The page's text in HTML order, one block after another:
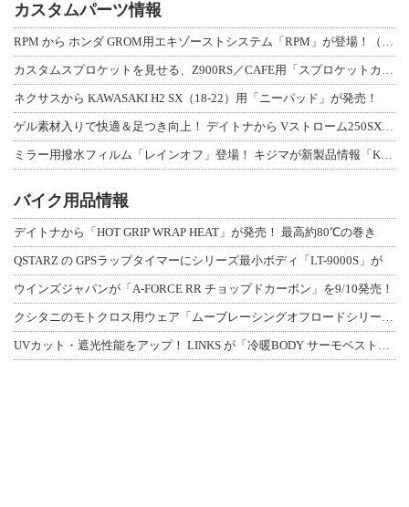
カスタムパーツ情報
RPM から ホンダ GROM用エキゾーストシステム「RPM」が登場！（動画あり
カスタムスプロケットを見せる、Z900RS／CAFE用「スプロケットカバーフルキ
ネクサスから KAWASAKI H2 SX（18-22）用「ニーパッド」が発売！
ゲル素材入りで快適＆足つき向上！ デイトナから Vストローム250SX用「快適ロ
ミラー用撥水フィルム「レインオフ」登場！ キジマが新製品情報「KIJIMA NE
バイク用品情報
デイトナから「HOT GRIP WRAP HEAT」が発売！ 最高約80℃の巻き
QSTARZ の GPSラップタイマーにシリーズ最小ボディ「LT-9000S」が
ウインズジャパンが「A-FORCE RR チョップドカーボン」を9/10発売！
クシタニのモトクロス用ウェア「ムーブレーシングオフロードシリーズ」3アイテムが登
UVカット・遮光性能をアップ！ LINKS が「冷暖BODY サーモベスト」改良